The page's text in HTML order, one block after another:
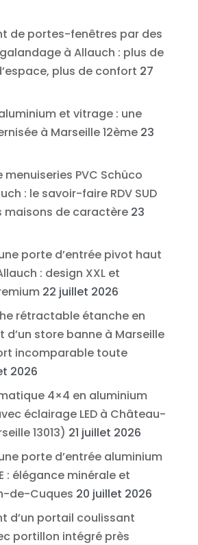
de portes-fenêtres par des
à Allauch : plus de
plus de confort 27
et vitrage : une
à Marseille 12ème 23
PVC Schüco
: le savoir-faire RDV SUD
maisons de caractère 23
porte d’entrée pivot haut
: design XXL et
22 juillet 2026
rétractable étanche en
d’un store banne à Marseille
incomparable toute
2026
4×4 en aluminium
éclairage LED à Château-
13013) 21 juillet 2026
porte d’entrée aluminium
: élégance minérale et
de-Cuques 20 juillet 2026
d’un portail coulissant
portillon intégré près